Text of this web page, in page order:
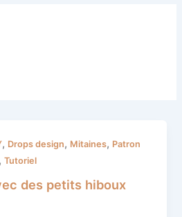
, Drops design, Mitaines, Patron
,Tutoriel
des petits hiboux